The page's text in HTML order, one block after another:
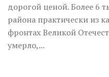
дорогой ценой. Более 6
района практически из
фронтах Великой
умерло,...